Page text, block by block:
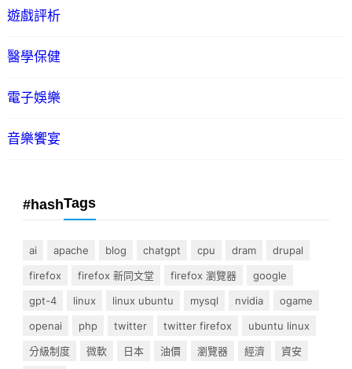
遊戲評析
醫學保健
電子娛樂
音樂饗宴
#hashTags
ai apache blog chatgpt cpu dram
drupal
firefox
firefox 新同文堂 firefox 瀏覽器
google
gpt-4
linux linux ubuntu mysql nvidia
ogame
openai
php twitter twitter firefox
ubuntu linux
分級制度
微軟 日本 油價 瀏覽器 經濟
資安